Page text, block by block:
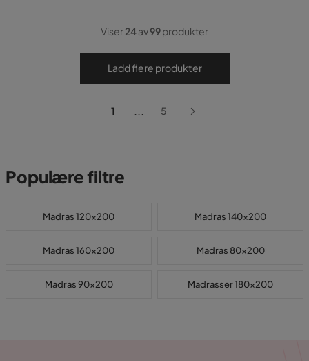
Viser24av99produkter
Ladd flere produkter
1 ... 5
Populære filtre
Madras 120x200 Madras 140x200
Madras 160x200 Madras 80x200
Madras 90x200 Madrasser 180x200